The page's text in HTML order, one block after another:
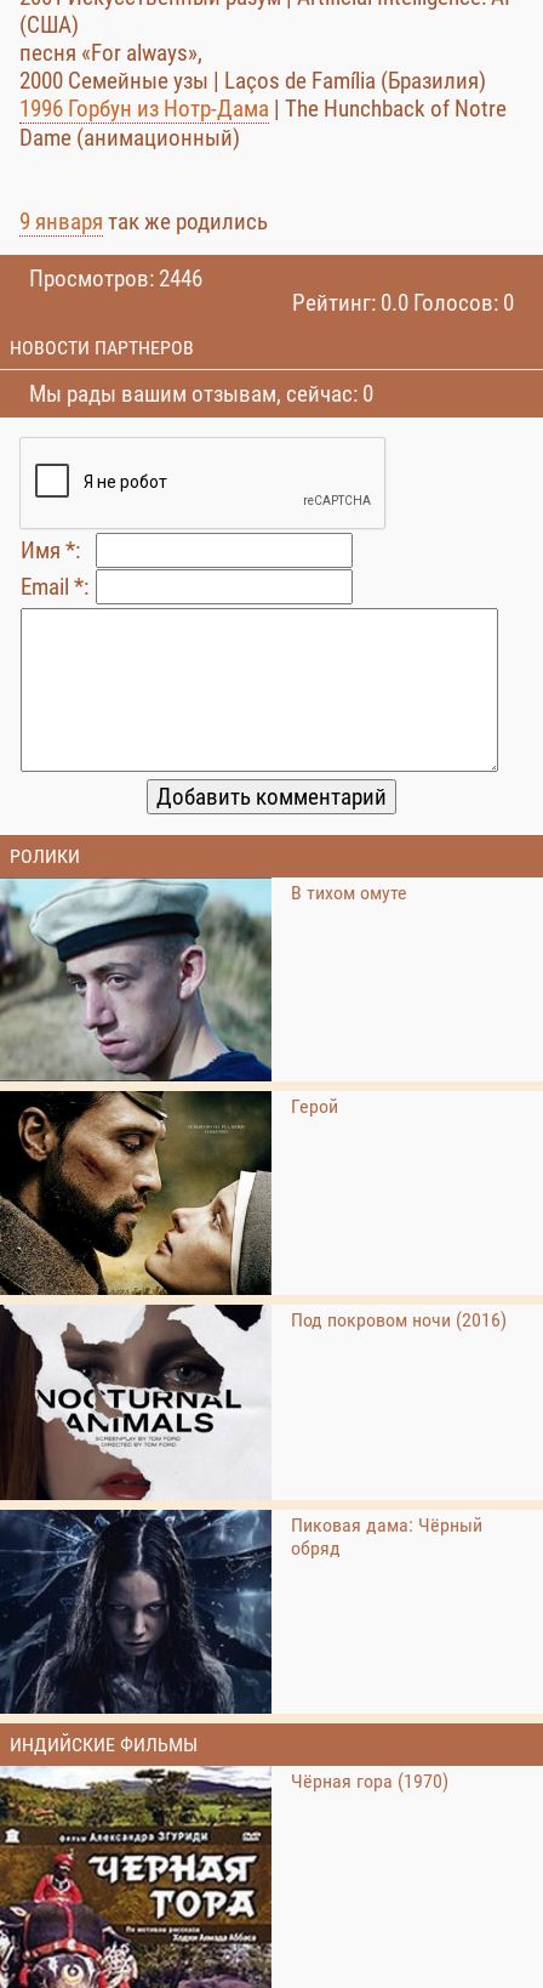
(США)
песня «For always»,
2000 Семейные узы | Laços de Família (Бразилия)
1996 Горбун из Нотр-Дама | The Hunchback of Notre
Dame (анимационный)
9 января так же родились
Просмотров: 2446
Рейтинг: 0.0 Голосов: 0
НОВОСТИ ПАРТНЕРОВ
Мы рады вашим отзывам, сейчас: 0
Имя *:
Email *:
РОЛИКИ
В тихом омуте
Герой
Под покровом ночи (2016)
Пиковая дама: Чёрный
обряд
ИНДИЙСКИЕ ФИЛЬМЫ
Чёрная гора (1970)